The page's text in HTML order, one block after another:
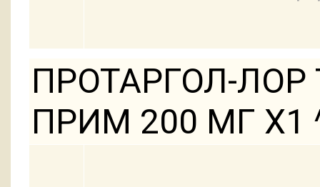
ПРОТАРГОЛ-
ПРИМ 200 МГ Х1